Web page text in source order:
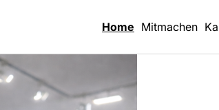
Home Mitmachen